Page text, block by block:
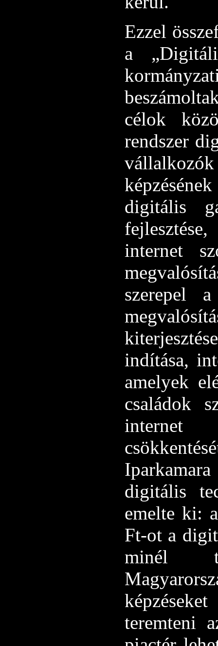
Ezzel
a
célok
rendszer
digitális
internet
szerepel
indítása,
amelyek
családok
internet
digitális
emelte ki:
Ft-ot a
minél
teremteni